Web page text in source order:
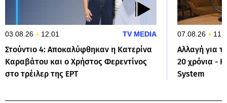
03.08.26 12:01 TV MEDIA
Στούντιο 4: Αποκαλύφθηκαν η Κατερίνα
Καραβάτου και ο Χρήστος Φερεντίνος
στο τρέιλερ της ΕΡΤ
07.08.26
Αλλαγή για
20 χρόνια -
System